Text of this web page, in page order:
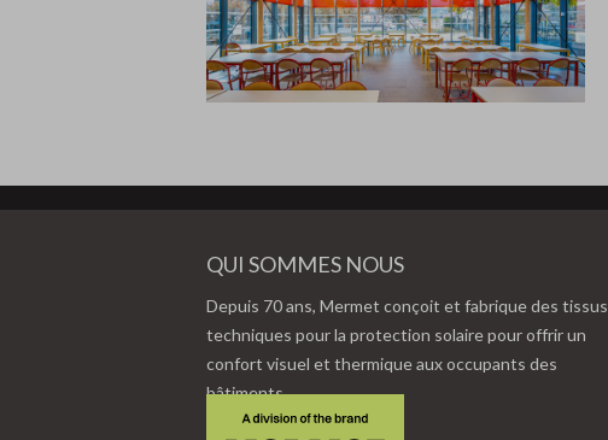
QUI SOMMES NOUS
Depuis 70 ans, Mermet conçoit et fabrique des tissus
techniques pour la protection solaire pour offrir un
confort visuel et thermique aux occupants des
bâtiments.